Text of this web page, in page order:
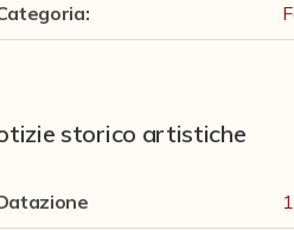
:
storico artistiche